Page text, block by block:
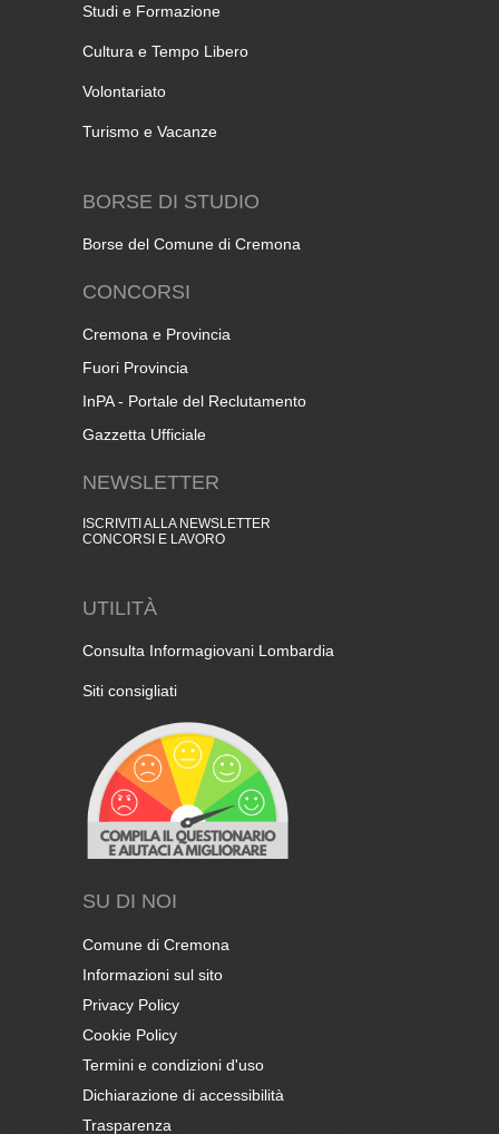
Studi e Formazione
Cultura e Tempo Libero
Volontariato
Turismo e Vacanze
BORSE DI STUDIO
Borse del Comune di Cremona
CONCORSI
Cremona e Provincia
Fuori Provincia
InPA - Portale del Reclutamento
Gazzetta Ufficiale
NEWSLETTER
ISCRIVITI ALLA NEWSLETTER
CONCORSI E LAVORO
UTILITÀ
Consulta Informagiovani Lombardia
Siti consigliati
SU DI NOI
Comune di Cremona
Informazioni sul sito
Privacy Policy
Cookie Policy
Termini e condizioni d'uso
Dichiarazione di accessibilità
Trasparenza